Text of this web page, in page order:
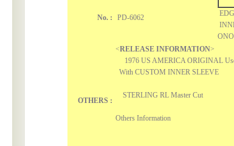
No. : PD-6062
OTHERS :
<RELEASE INFORMATION>
1976 US AMERICA ORIGINAL
With CUSTOM INNER SLEEVE
STERLING RL Master Cut
Others Information